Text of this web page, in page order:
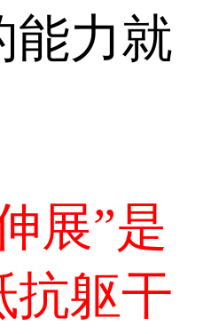
能力就
展”是
抗躯干